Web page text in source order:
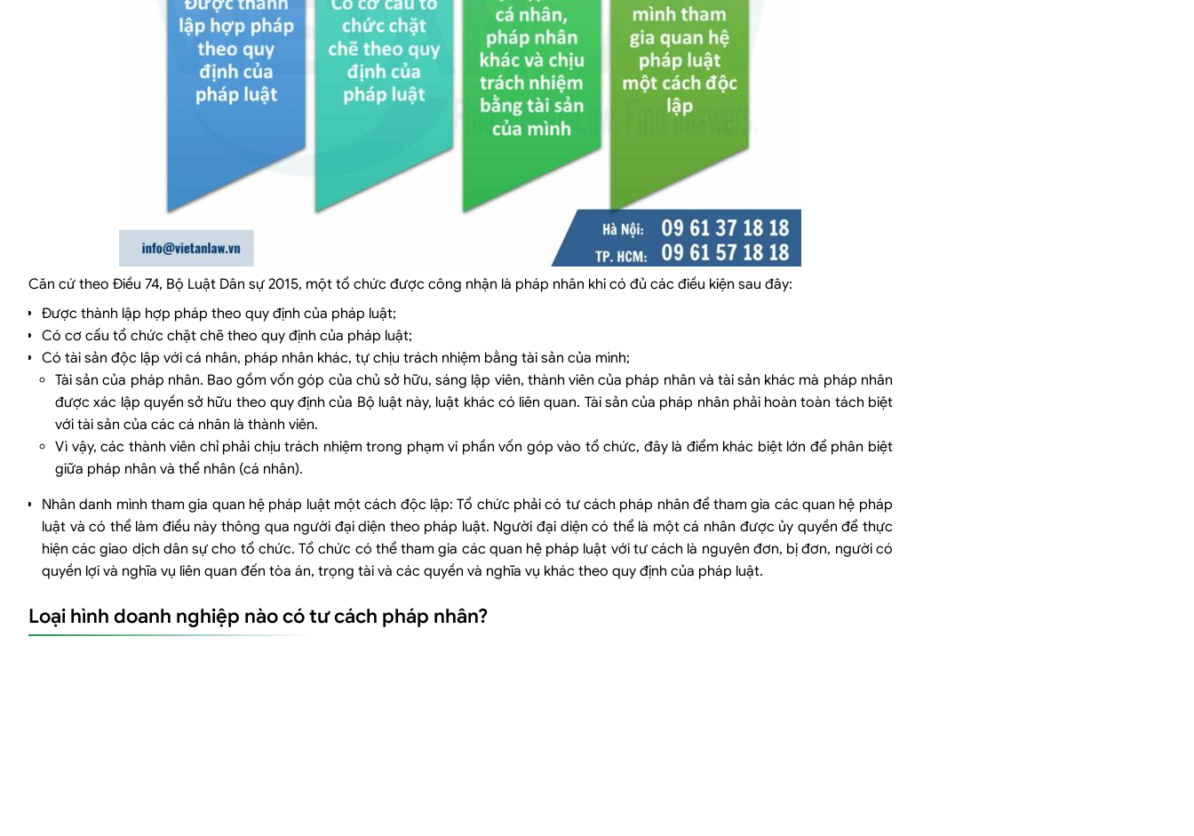
Căn cứ theo Điều 74, Bộ Luật Dân sự 2015, một tổ chức được công nhận là pháp nhân khi có đủ các điều kiện sau đây:
Được thành lập hợp pháp theo quy định của pháp luật;
Có cơ cấu tổ chức chặt chẽ theo quy định của pháp luật;
Có tài sản độc lập với cá nhân, pháp nhân khác, tự chịu trách nhiệm bằng tài sản của mình;
Tài sản của pháp nhân. Bao gồm vốn góp của chủ sở hữu, sáng lập viên, thành viên của pháp nhân và tài sản khác mà pháp nhân
được xác lập quyền sở hữu theo quy định của Bộ luật này, luật khác có liên quan. Tài sản của pháp nhân phải hoàn toàn tách biệt
với tài sản của các cá nhân là thành viên.
Vì vậy, các thành viên chỉ phải chịu trách nhiệm trong phạm vi phần vốn góp vào tổ chức, đây là điểm khác biệt lớn để phân biệt
giữa pháp nhân và thể nhân (cá nhân).
Nhân danh mình tham gia quan hệ pháp luật một cách độc lập: Tổ chức phải có tư cách pháp nhân để tham gia các quan hệ pháp
luật và có thể làm điều này thông qua người đại diện theo pháp luật. Người đại diện có thể là một cá nhân được ủy quyền để thực
hiện các giao dịch dân sự cho tổ chức. Tổ chức có thể tham gia các quan hệ pháp luật với tư cách là nguyên đơn, bị đơn, người có
quyền lợi và nghĩa vụ liên quan đến tòa án, trọng tài và các quyền và nghĩa vụ khác theo quy định của pháp luật.
Loại hình doanh nghiệp nào có tư cách pháp nhân?